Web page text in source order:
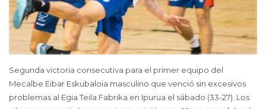
Segunda victoria consecutiva para el primer equipo del
Mecalbe Eibar Eskubaloia masculino que venció sin excesivos
problemas al Egia Teila Fabrika en Ipurua el sábado (33-27). Los